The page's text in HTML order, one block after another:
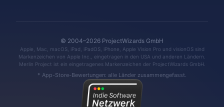
© 2004–2026 ProjectWizards GmbH
Apple, Mac, macOS, iPad, iPadOS, iPhone, Apple Vision Pro und visionOS sind
Markenzeichen von Apple Inc., eingetragen in den USA und anderen Ländern.
Merlin Project ist ein eingetragenes Markenzeichen der ProjectWizards GmbH.
* App-Store-Bewertungen: alle Länder zusammengefasst.